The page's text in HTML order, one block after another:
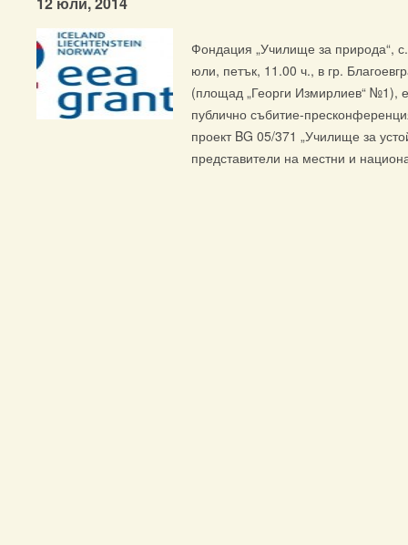
Фондация „Училище за природа“,
юли, петък, 11.00 ч., в гр.
(площад „Георги Измирлиев“ №1),
публично събитие-
проект BG 05/371 „Училище за
представители на местни и